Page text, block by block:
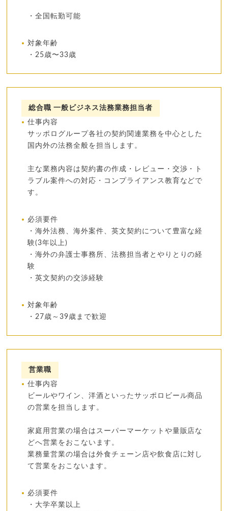
・全国転勤可能
対象年齢
・25歳〜33歳
総合職 一般ビジネス法務業務担当者
仕事内容
サッポログループ各社の契約関連業務を中心とした
国内外の法務全般を担当します。
主な業務内容は契約書の作成・レビュー・交渉・ト
ラブル案件への対応・コンプライアンス教育などで
す。
必須要件
・海外法務、海外案件、英文契約について豊富な経
験(3年以上)
・海外の弁護士事務所、法務担当者とやりとりの経
験
・英文契約の交渉経験
対象年齢
・27歳～39歳まで歓迎
営業職
仕事内容
ビールやワイン、洋酒といったサッポロビール商品
の営業を担当します。
家庭用営業の場合はスーパーマーケットや量販店な
どへ営業をおこないます。
業務量営業の場合は外食チェーン店や飲食店に対し
て営業をおこないます。
必須要件
・大学卒業以上